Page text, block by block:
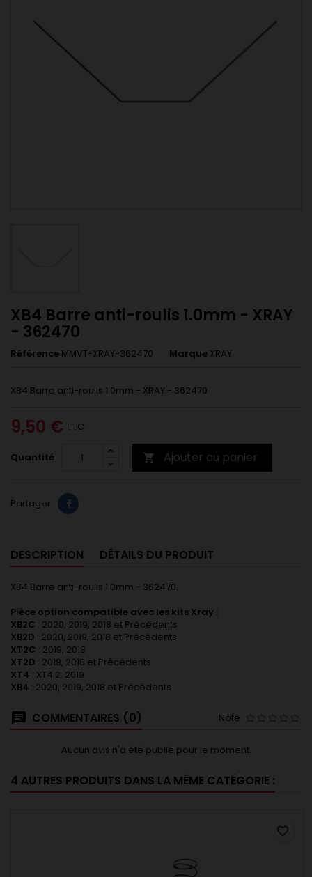
XB4 Barre anti-roulis 1.0mm - XRAY
- 362470
Référence MMVT-XRAY-362470 Marque XRAY
XB4 Barre anti-roulis 1.0mm - XRAY - 362470
9,50 € TTC
Quantité  Ajouter au panier
Partager
DESCRIPTION DÉTAILS DU PRODUIT
XB4 Barre anti-roulis 1.0mm - 362470
Pièce option compatible avec les kits Xray :
XB2C : 2020, 2019, 2018 et Précédents
XB2D : 2020, 2019, 2018 et Précédents
XT2C : 2019, 2018
XT2D : 2019, 2018 et Précédents
XT4 : XT4.2, 2019
XB4 : 2020, 2019, 2018 et Précédents
COMMENTAIRES (0) Note
Aucun avis n'a été publié pour le moment.
4 AUTRES PRODUITS DANS LA MÊME CATÉGORIE :
favorite_border